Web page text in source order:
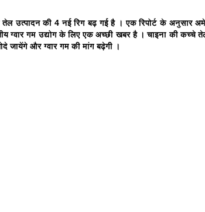
उत्पादन की 4 नई रिग बढ़ गई है । एक रिपोर्ट के अनुसार
ग्वार गम उद्योग के लिए एक अच्छी खबर है । चाइना की कच्चे
और ग्वार गम की मांग बढ़ेगी ।